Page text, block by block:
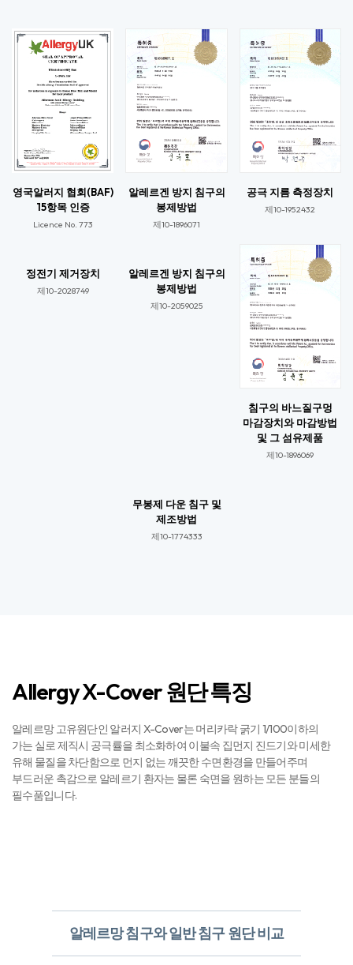
영국알러지 협회(BAF)
15항목 인증
Licence No. 773​
알레르겐 방지 침구의
봉제방법
제10-1896071​
공극 지름 측정장치
제10-1952432
정전기 제거장치
제10-2028749​
알레르겐 방지 침구의
봉제방법
제10-2059025​​
침구의 바느질구멍
마감장치와 마감방법
및 그 섬유제품
제10-1896069​​
무봉제 다운 침구 및
제조방법
제10-1774333​​
Allergy X-Cover 원단 특징
알레르망 고유원단인 알러지 X-Cover는 머리카락 굵기 1/100이하의
가는 실로 제직시 공극률을 최소화하여 이불속 집먼지 진드기와 미세한
유해 물질을 차단함으로 먼지 없는 깨끗한 수면환경을 만들어주며
부드러운 촉감으로 알레르기 환자는 물론 숙면을 원하는 모든 분들의
필수품입니다.
알레르망 침구와 일반 침구 원단 비교